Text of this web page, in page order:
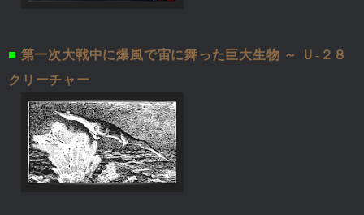
■ 第一次大戦中に爆風で宙に舞った巨大生物 ～ Ｕ-２８
クリーチャー